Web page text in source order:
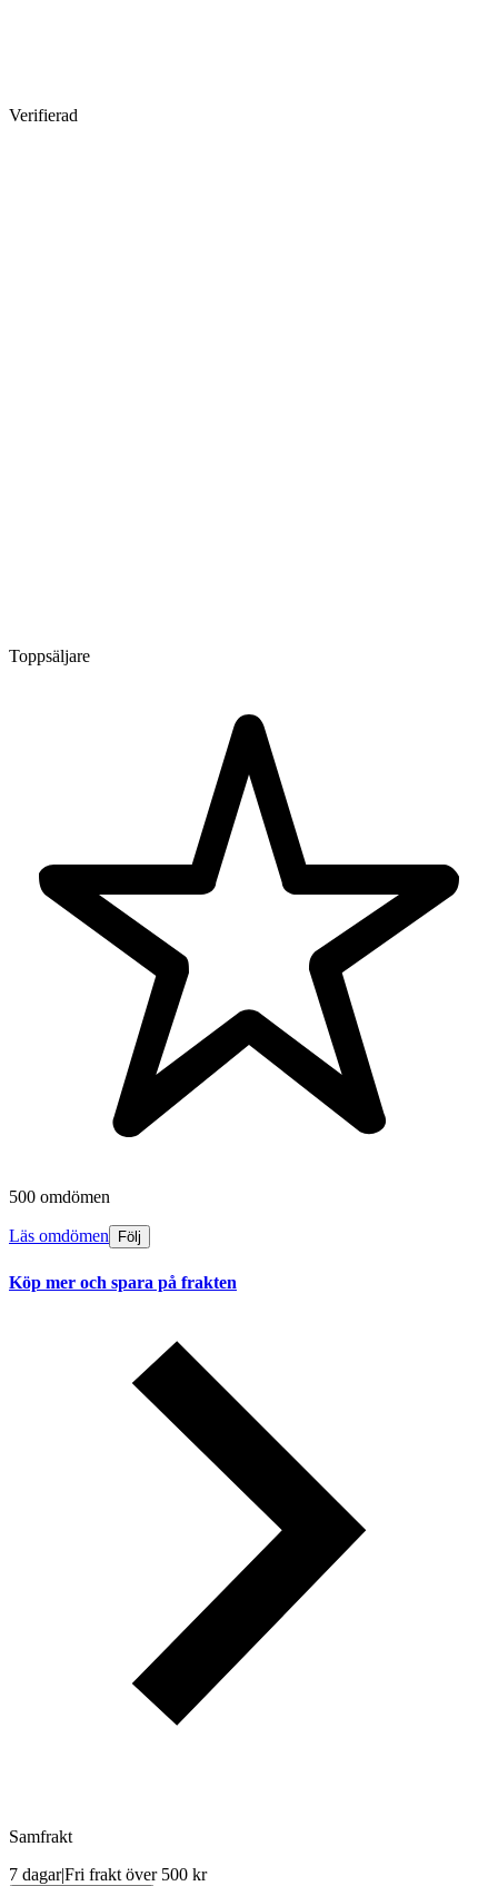
Verifierad
Toppsäljare
500 omdömen
Läs omdömen Följ
Köp mer och spara på frakten
Samfrakt
7 dagar|Fri frakt över 500 kr